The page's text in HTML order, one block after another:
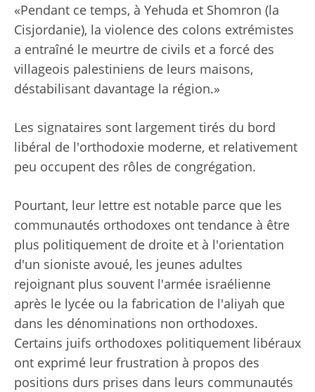
«Pendant ce temps, à Yehuda et Shomron (la
Cisjordanie), la violence des colons extrémistes
a entraîné le meurtre de civils et a forcé des
villageois palestiniens de leurs maisons,
déstabilisant davantage la région.»
Les signataires sont largement tirés du bord
libéral de l'orthodoxie moderne, et relativement
peu occupent des rôles de congrégation.
Pourtant, leur lettre est notable parce que les
communautés orthodoxes ont tendance à être
plus politiquement de droite et à l'orientation
d'un sioniste avoué, les jeunes adultes
rejoignant plus souvent l'armée israélienne
après le lycée ou la fabrication de l'aliyah que
dans les dénominations non orthodoxes.
Certains juifs orthodoxes politiquement libéraux
ont exprimé leur frustration à propos des
positions durs prises dans leurs communautés